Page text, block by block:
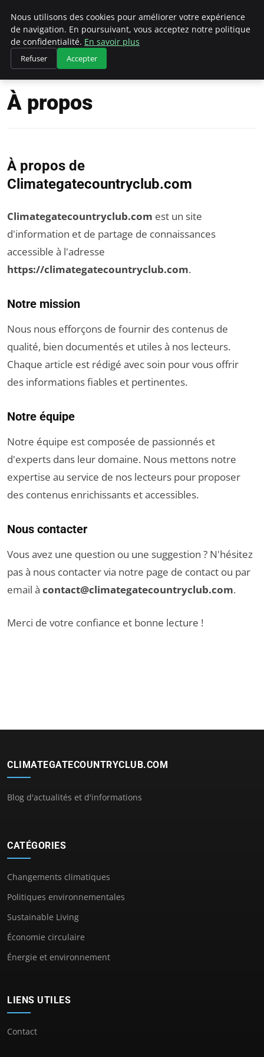
Climategatecountryclub.com
Accueil À propos
À propos
À propos de
Climategatecountryclub.com
Climategatecountryclub.com est un site
d'information et de partage de connaissances
accessible à l'adresse
https://climategatecountryclub.com.
Notre mission
Nous nous efforçons de fournir des contenus de
qualité, bien documentés et utiles à nos lecteurs.
Chaque article est rédigé avec soin pour vous offrir
des informations fiables et pertinentes.
Notre équipe
Notre équipe est composée de passionnés et
d'experts dans leur domaine. Nous mettons notre
expertise au service de nos lecteurs pour proposer
des contenus enrichissants et accessibles.
Nous contacter
Vous avez une question ou une suggestion ? N'hésitez
pas à nous contacter via notre page de contact ou par
email à contact@climategatecountryclub.com.
Merci de votre confiance et bonne lecture !
CLIMATEGATECOUNTRYCLUB.COM
Blog d'actualités et d'informations
CATÉGORIES
Changements climatiques
Politiques environnementales
Sustainable Living
Économie circulaire
Énergie et environnement
LIENS UTILES
Contact
Nous utilisons des cookies pour améliorer votre expérience
de navigation. En poursuivant, vous acceptez notre politique
de confidentialité. En savoir plus
Refuser Accepter